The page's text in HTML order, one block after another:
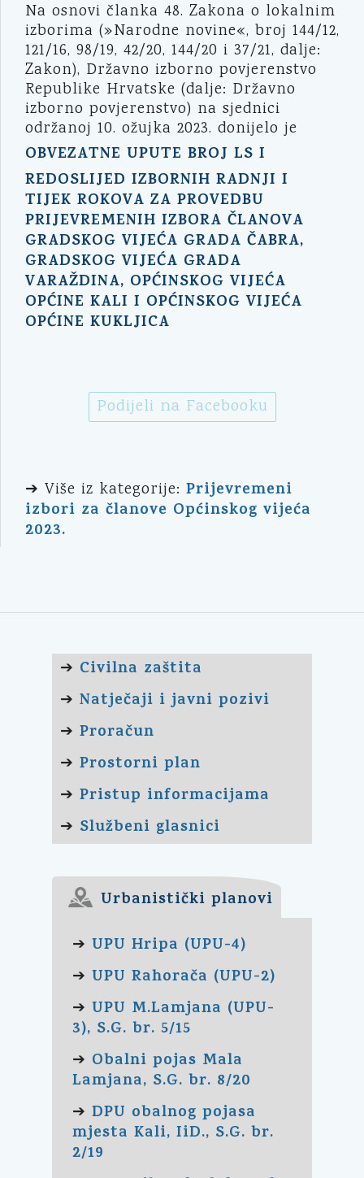
Na osnovi članka 48. Zakona o lokalnim
izborima (»Narodne novine«, broj 144/12,
121/16, 98/19, 42/20, 144/20 i 37/21, dalje:
Zakon), Državno izborno povjerenstvo
Republike Hrvatske (dalje: Državno
izborno povjerenstvo) na sjednici
održanoj 10. ožujka 2023. donijelo je
OBVEZATNE UPUTE BROJ LS I
REDOSLIJED IZBORNIH RADNJI I
TIJEK ROKOVA ZA PROVEDBU
PRIJEVREMENIH IZBORA ČLANOVA
GRADSKOG VIJEĆA GRADA ČABRA,
GRADSKOG VIJEĆA GRADA
VARAŽDINA, OPĆINSKOG VIJEĆA
OPĆINE KALI I OPĆINSKOG VIJEĆA
OPĆINE KUKLJICA
Podijeli na Facebooku
➔ Više iz kategorije: Prijevremeni
izbori za članove Općinskog vijeća
2023.
➔ Civilna zaštita
➔ Natječaji i javni pozivi
➔ Proračun
➔ Prostorni plan
➔ Pristup informacijama
➔ Službeni glasnici
Urbanistički planovi
➔ UPU Hripa (UPU-4)
➔ UPU Rahorača (UPU-2)
➔ UPU M.Lamjana (UPU-
3), S.G. br. 5/15
➔ Obalni pojas Mala
Lamjana, S.G. br. 8/20
➔ DPU obalnog pojasa
mjesta Kali, IiD., S.G. br.
2/19